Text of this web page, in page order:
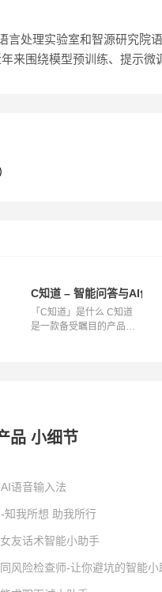
言处理实验室和智源研究院
来围绕模型预训练、提示
Language Models for
C知道 – 智能问答与AI创作
「C知道」是什么 C知道
是一款备受瞩目的产品，
品 小细节
语音输入法
知我所想 助我所行
友话术智能小助手
风险检查师-让你避坑的智能小